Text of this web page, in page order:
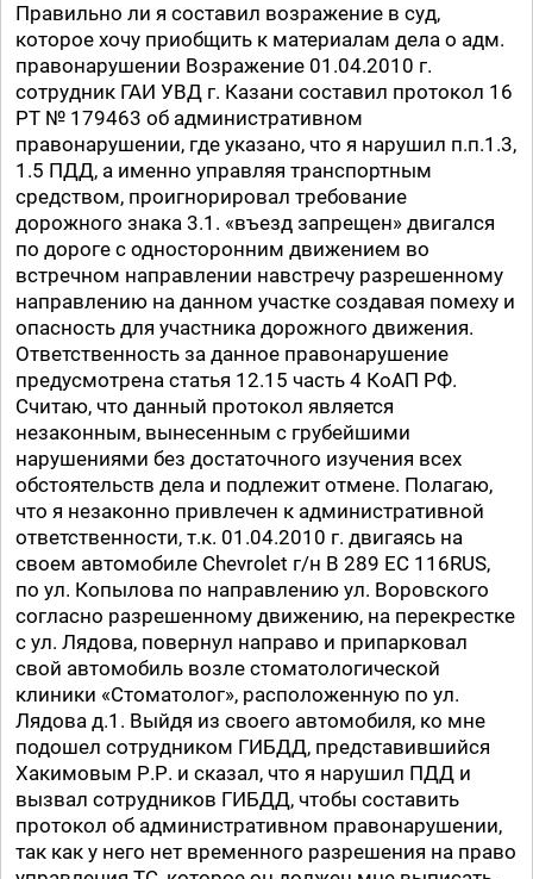
Правильно ли я составил возражение в суд,
которое хочу приобщить к материалам дела о адм.
правонарушении Возражение 01.04.2010 г.
сотрудник ГАИ УВД г. Казани составил протокол 16
РТ № 179463 об административном
правонарушении, где указано, что я нарушил п.п.1.3,
1.5 ПДД, а именно управляя транспортным
средством, проигнорировал требование
дорожного знака 3.1. «въезд запрещен» двигался
по дороге с односторонним движением во
встречном направлении навстречу разрешенному
направлению на данном участке создавая помеху и
опасность для участника дорожного движения.
Ответственность за данное правонарушение
предусмотрена статья 12.15 часть 4 КоАП РФ.
Считаю, что данный протокол является
незаконным, вынесенным с грубейшими
нарушениями без достаточного изучения всех
обстоятельств дела и подлежит отмене. Полагаю,
что я незаконно привлечен к административной
ответственности, т.к. 01.04.2010 г. двигаясь на
своем автомобиле Chevrolet г/н В 289 ЕС 116RUS,
по ул. Копылова по направлению ул. Воровского
согласно разрешенному движению, на перекрестке
с ул. Лядова, повернул направо и припарковал
свой автомобиль возле стоматологической
клиники «Стоматолог», расположенную по ул.
Лядова д.1. Выйдя из своего автомобиля, ко мне
подошел сотрудником ГИБДД, представившийся
Хакимовым Р.Р. и сказал, что я нарушил ПДД и
вызвал сотрудников ГИБДД, чтобы составить
протокол об административном правонарушении,
так как у него нет временного разрешения на право